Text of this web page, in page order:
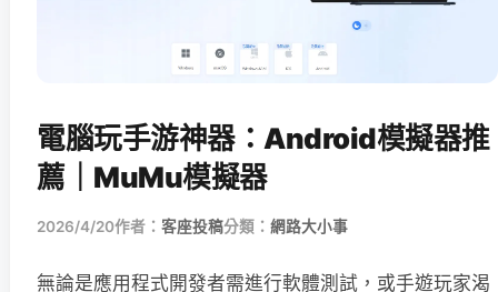
電腦玩手游神器：Android模擬器推
薦｜MuMu模擬器
2026/4/20作者： 客座投稿分類： 網路大小事
無論是應用程式開發者需進行軟體測試，或手遊玩家渴